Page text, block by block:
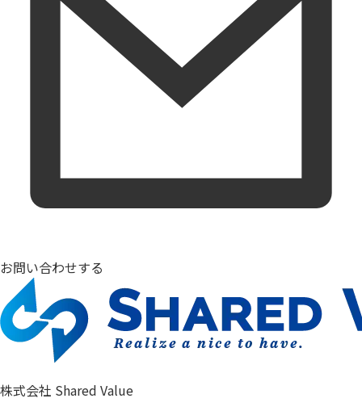
お問い合わせする
株式会社 Shared Value